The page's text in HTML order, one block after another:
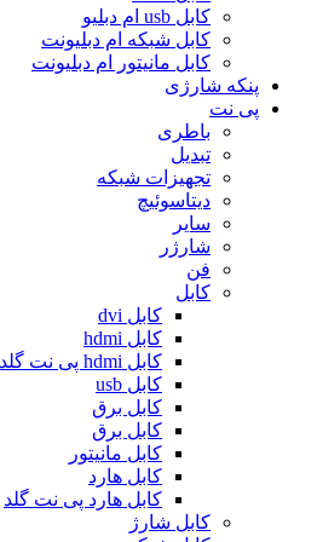
کابل usb ام دبلیو
کابل شبکه ام دبلیونت
کابل مانیتور ام دبلیونت
پنکه شارژی
پی نت
باطری
تبدیل
تجهیزات شبکه
دیتاسوئیچ
سایر
شارژر
فن
کابل
کابل dvi
کابل hdmi
کابل hdmi پی نت گلد
کابل usb
کابل برق
کابل برق
کابل مانیتور
کابل هارد
کابل هارد پی نت گلد
کابل شارژ